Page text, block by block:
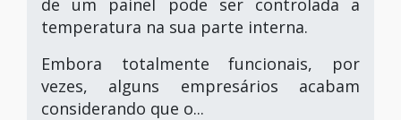
de um painel pode ser controlada a
temperatura na sua parte interna.
Embora totalmente funcionais, por
vezes, alguns empresários acabam
considerando que o...